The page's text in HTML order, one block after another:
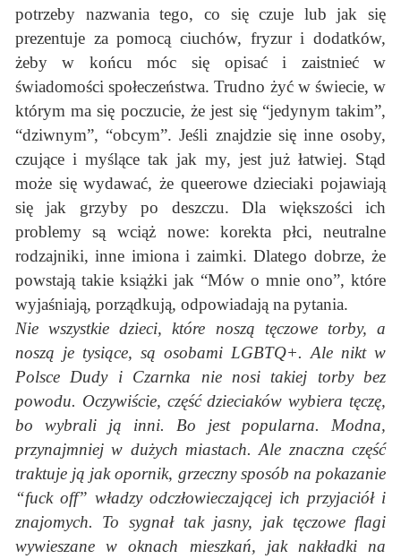
potrzeby nazwania tego, co się czuje lub jak się
prezentuje za pomocą ciuchów, fryzur i dodatków,
żeby w końcu móc się opisać i zaistnieć w
świadomości społeczeństwa. Trudno żyć w świecie, w
którym ma się poczucie, że jest się “jedynym takim”,
“dziwnym”, “obcym”. Jeśli znajdzie się inne osoby,
czujące i myślące tak jak my, jest już łatwiej. Stąd
może się wydawać, że queerowe dzieciaki pojawiają
się jak grzyby po deszczu. Dla większości ich
problemy są wciąż nowe: korekta płci, neutralne
rodzajniki, inne imiona i zaimki. Dlatego dobrze, że
powstają takie książki jak “Mów o mnie ono”, które
wyjaśniają, porządkują, odpowiadają na pytania.
Nie wszystkie dzieci, które noszą tęczowe torby, a
noszą je tysiące, są osobami LGBTQ+. Ale nikt w
Polsce Dudy i Czarnka nie nosi takiej torby bez
powodu. Oczywiście, część dzieciaków wybiera tęczę,
bo wybrali ją inni. Bo jest popularna. Modna,
przynajmniej w dużych miastach. Ale znaczna część
traktuje ją jak opornik, grzeczny sposób na pokazanie
“fuck off” władzy odczłowieczającej ich przyjaciół i
znajomych. To sygnał tak jasny, jak tęczowe flagi
wywieszane w oknach mieszkań, jak nakładki na